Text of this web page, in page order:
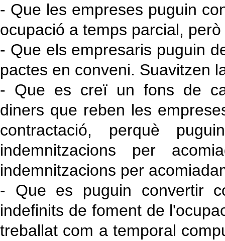
- Que les empreses puguin
ocupació a temps parcial,
- Que els empresaris puguin
pactes en conveni. Suavitzen
- Que es creï un fons de
diners que reben les
contractació, perquè
indemnitzacions per
indemnitzacions per
- Que es puguin convertir
indefinits de foment de
treballat com a temporal